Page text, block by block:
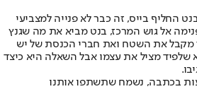
החליף בייס, זה כבר לא פנייה למצביעי
אל גוש המרכז, בנט מביא את מה שגנץ
מקבל את השטח ואת חברי הכנסת של יש
שלפיד מציל את עצמו אבל השאלה היא כיצד
בכתבה, נשמח שתשתפו אותנו